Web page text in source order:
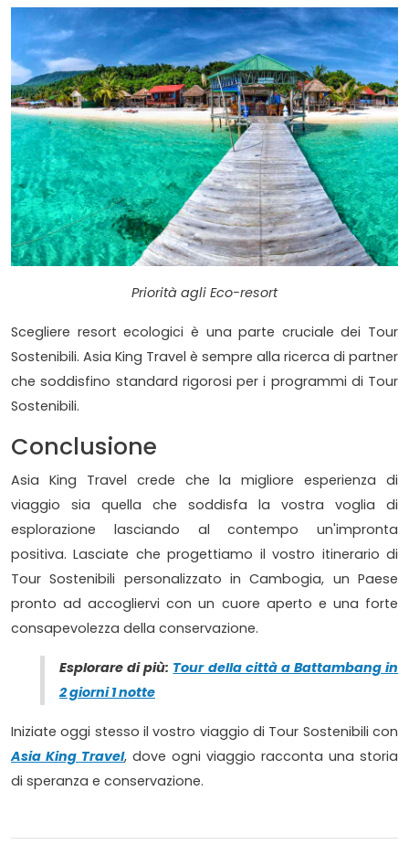
Priorità agli Eco-resort
Scegliere resort ecologici è una parte cruciale dei Tour
Sostenibili. Asia King Travel è sempre alla ricerca di partner
che soddisfino standard rigorosi per i programmi di Tour
Sostenibili.
Conclusione
Asia King Travel crede che la migliore esperienza di
viaggio sia quella che soddisfa la vostra voglia di
esplorazione lasciando al contempo un'impronta
positiva. Lasciate che progettiamo il vostro itinerario di
Tour Sostenibili personalizzato in Cambogia, un Paese
pronto ad accogliervi con un cuore aperto e una forte
consapevolezza della conservazione.
Esplorare di più: Tour della città a Battambang in
2 giorni 1 notte
Iniziate oggi stesso il vostro viaggio di Tour Sostenibili con
Asia King Travel, dove ogni viaggio racconta una storia
di speranza e conservazione.